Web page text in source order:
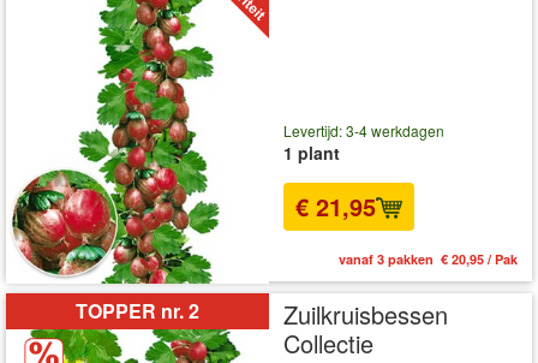
Levertijd: 3-4 werkdagen
1 plant
€ 21,95
vanaf 3 pakken € 20,95 / Pak
TOPPER nr. 2
Zuilkruisbessen
Collectie